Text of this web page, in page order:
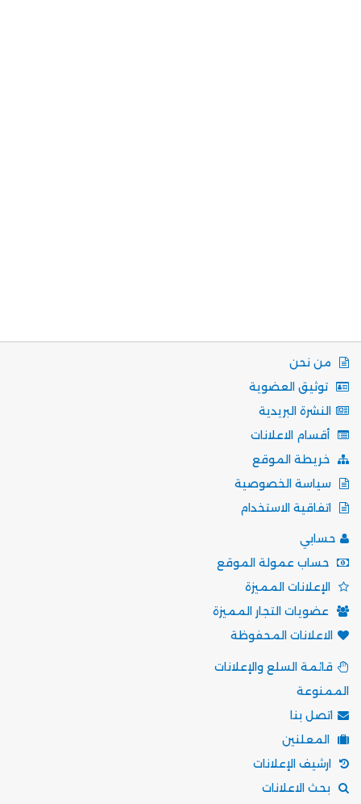
من نحن
توثيق العضوية
النشرة البريدية
أقسام الاعلانات
خريطة الموقع
سياسة الخصوصية
اتفاقية الاستخدام
حسابي
حساب عمولة الموقع
الإعلانات المميزة
عضويات التجار المميزة
الاعلانات المحفوظة
قائمة السلع والإعلانات
الممنوعة
اتصل بنا
المعلنين
ارشيف الإعلانات
بحث الاعلانات